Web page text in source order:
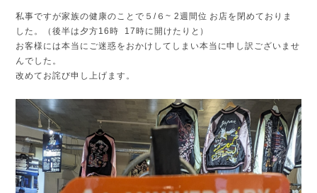
私事ですが家族の健康のことで５/６~ 2週間位 お店を閉めておりま
した。（後半は夕方16時 17時に開けたりと）
お客様には本当にご迷惑をおかけしてしまい本当に申し訳ございませ
んでした。
改めてお詫び申し上げます。